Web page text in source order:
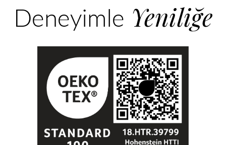
Deneyimle Yeniliğe